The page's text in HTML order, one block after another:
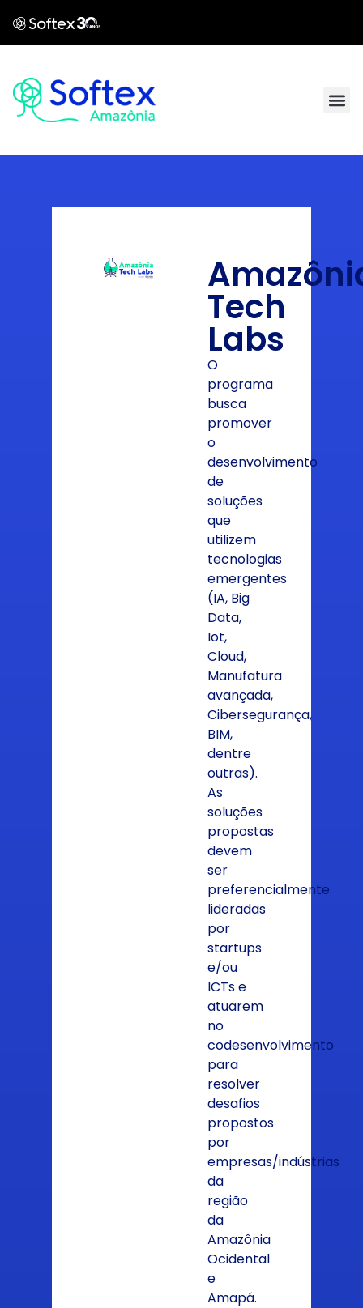
Tech
Labs
O
programa
busca
promover
o
desenvolvimento
de
soluções
que
utilizem
tecnologias
emergentes
(IA, Big
Data,
Iot,
Cloud,
Manufatura
avançada,
Cibersegurança,
BIM,
dentre
outras).
As
soluções
propostas
devem
ser
preferencialmente
lideradas
por
startups
e/ou
ICTs e
atuarem
no
codesenvolvimento
para
resolver
desafios
propostos
por
empresas/indústrias
da
região
da
Amazônia
Ocidental
e
Amapá.